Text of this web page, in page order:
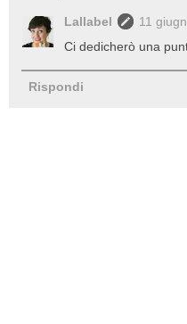
Lallabel
11
Ci dedicherò una
Rispondi